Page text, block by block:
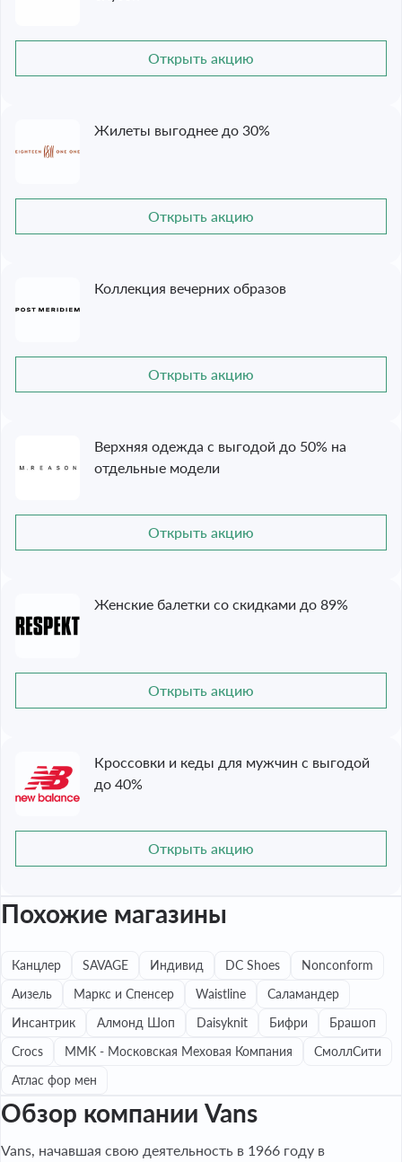
Открыть акцию
Жилеты выгоднее до 30%
Открыть акцию
Коллекция вечерних образов
Открыть акцию
Верхняя одежда с выгодой до 50% на
отдельные модели
Открыть акцию
Женские балетки со скидками до 89%
Открыть акцию
Кроссовки и кеды для мужчин с выгодой
до 40%
Открыть акцию
Похожие магазины
Канцлер SAVAGE Индивид DC Shoes
Nonconform
Аизель
Маркс и Спенсер Waistline
Саламандер
Инсантрик
Алмонд Шоп Daisyknit Бифри
Брашоп
Crocs
ММК - Московская Меховая Компания
СмоллСити
Атлас фор мен
Обзор компании Vans
Vans, начавшая свою деятельность в 1966 году в